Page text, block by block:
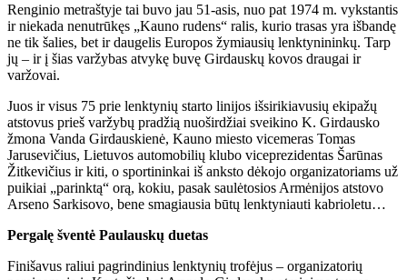
Renginio metraštyje tai buvo jau 51-asis, nuo pat 1974 m. vykstantis
ir niekada nenutrūkęs „Kauno rudens“ ralis, kurio trasas yra išbandę
ne tik šalies, bet ir daugelis Europos žymiausių lenktynininkų. Tarp
jų – ir į šias varžybas atvykę buvę Girdauskų kovos draugai ir
varžovai.
Juos ir visus 75 prie lenktynių starto linijos išsirikiavusių ekipažų
atstovus prieš varžybų pradžią nuoširdžiai sveikino K. Girdausko
žmona Vanda Girdauskienė, Kauno miesto vicemeras Tomas
Jarusevičius, Lietuvos automobilių klubo viceprezidentas Šarūnas
Žitkevičius ir kiti, o sportininkai iš anksto dėkojo organizatoriams už
puikiai „parinktą“ orą, kokiu, pasak saulėtosios Armėnijos atstovo
Arseno Sarkisovo, bene smagiausia būtų lenktyniauti kabrioletu…
Pergalę šventė Paulauskų duetas
Finišavus raliui pagrindinius lenktynių trofėjus – organizatorių